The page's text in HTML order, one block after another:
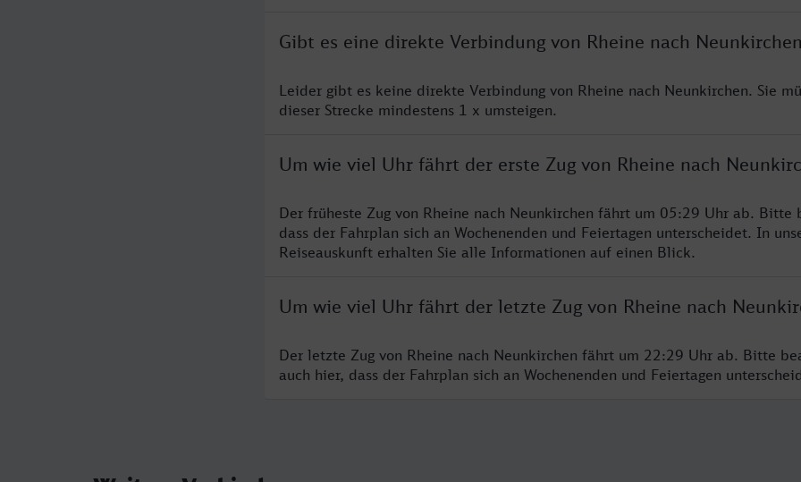
Gibt es eine direkte Verbindung von Rheine nach
Leider gibt es keine direkte Verbindung von Rheine nach Neunkirchen. Sie
dieser Strecke mindestens 1 x umsteigen.
Um wie viel Uhr fährt der erste Zug von Rheine nach
Der früheste Zug von Rheine nach Neunkirchen fährt um 05:29 Uhr ab. Bitte
dass der Fahrplan sich an Wochenenden und Feiertagen unterscheidet. In
Reiseauskunft erhalten Sie alle Informationen auf einen Blick.
Um wie viel Uhr fährt der letzte Zug von Rheine nach
Der letzte Zug von Rheine nach Neunkirchen fährt um 22:29 Uhr ab. Bitte
auch hier, dass der Fahrplan sich an Wochenenden und Feiertagen